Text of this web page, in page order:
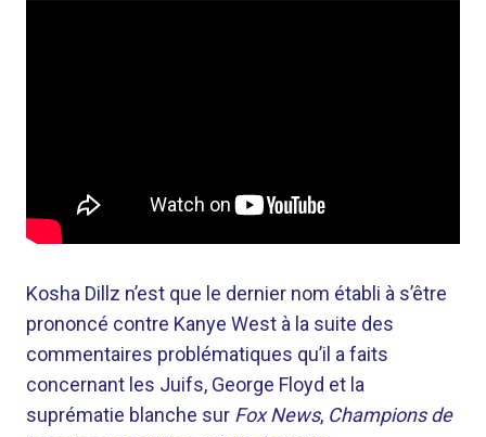
Kosha Dillz n’est que le dernier nom établi à s’être
prononcé contre Kanye West à la suite des
commentaires problématiques qu’il a faits
concernant les Juifs, George Floyd et la
suprématie blanche sur Fox News, Champions de